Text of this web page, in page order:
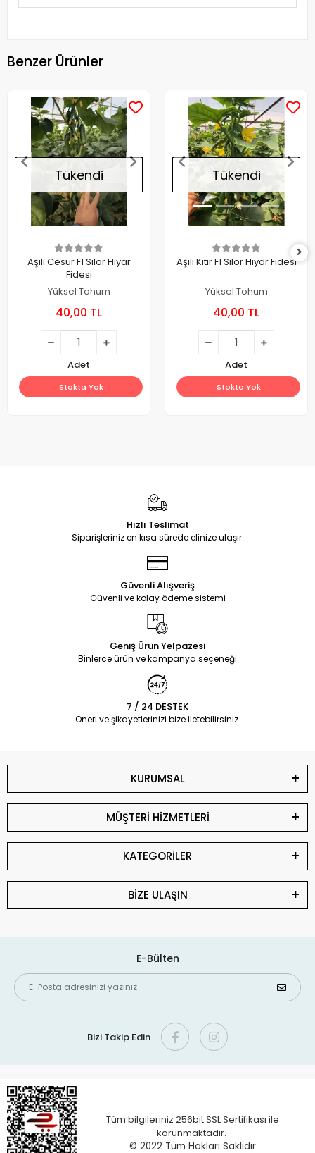
Benzer Ürünler
Tükendi
Aşılı Cesur F1 Silor Hıyar
Fidesi
Yüksel Tohum
40,00 TL
Adet
Stokta Yok
Tükendi
Aşılı Kıtır F1 Silor Hıyar Fidesi
Yüksel Tohum
40,00 TL
Adet
Stokta Yok
Hızlı Teslimat
Siparişleriniz en kısa sürede elinize ulaşır.
Güvenli Alışveriş
Güvenli ve kolay ödeme sistemi
Geniş Ürün Yelpazesi
Binlerce ürün ve kampanya seçeneği
7 / 24 DESTEK
Öneri ve şikayetlerinizi bize iletebilirsiniz.
KURUMSAL
MÜŞTERİ HİZMETLERİ
KATEGORİLER
BİZE ULAŞIN
E-Bülten
Bizi Takip Edin
Tüm bilgileriniz 256bit SSL Sertifikası ile
korunmaktadır.
© 2022 Tüm Hakları Saklıdır